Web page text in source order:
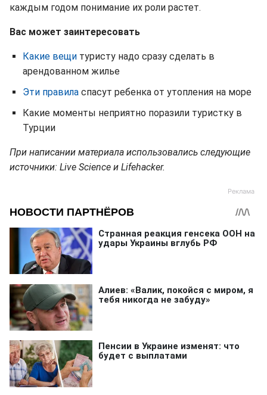
каждым годом понимание их роли растет.
Вас может заинтересовать
Какие вещи туристу надо сразу сделать в
арендованном жилье
Эти правила спасут ребенка от утопления на море
Какие моменты неприятно поразили туристку в
Турции
При написании материала использовались следующие
источники: Live Science и Lifehacker.